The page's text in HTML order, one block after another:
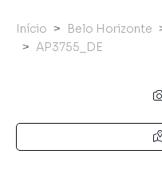
Início Belo Horizonte
AP3755_DE